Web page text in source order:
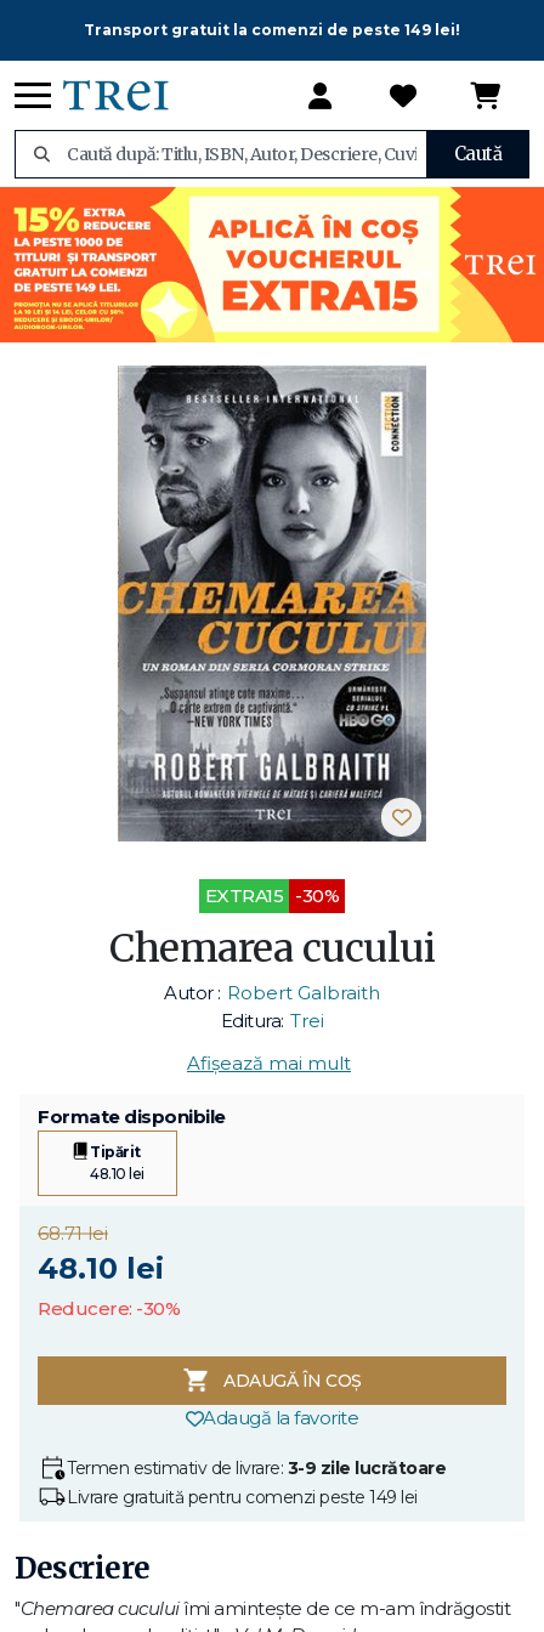
Transport gratuit la comenzi de peste 149 lei!
Caută
EXTRA15 -30%
Chemarea cucului
Autor : Robert Galbraith
Editura: Trei
Afișează mai mult
Formate disponibile
Tipărit
48.10 lei
68.71 lei
48.10 lei
Reducere: -30%
ADAUGĂ ÎN COȘ
Adaugă la favorite
Termen estimativ de livrare: 3-9 zile lucrătoare
Livrare gratuită pentru comenzi peste 149 lei
Descriere
"Chemarea cuculuiîmi aminteşte de ce m-am îndrăgostit